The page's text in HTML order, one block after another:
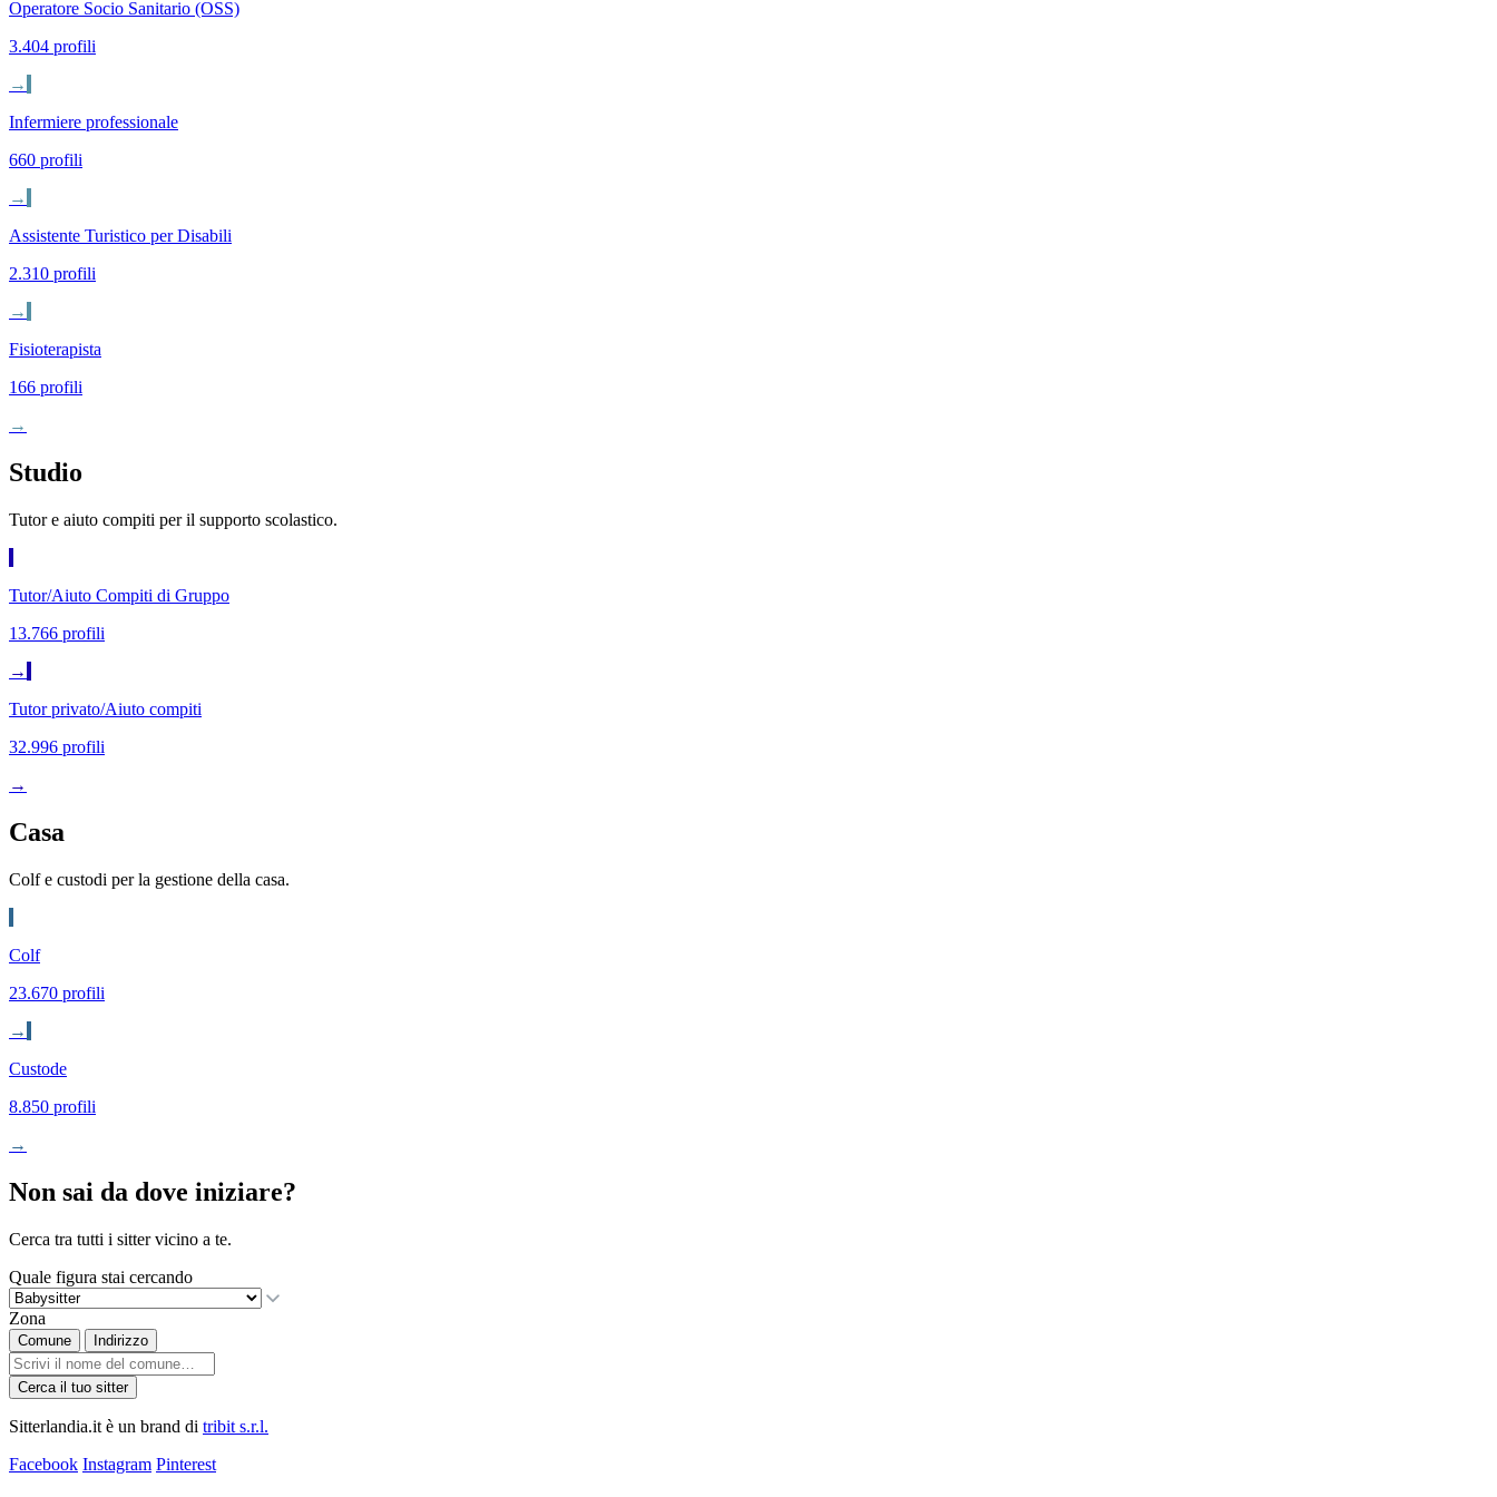
Operatore Socio Sanitario (OSS)
3.404 profili
→
Infermiere professionale
660 profili
→
Assistente Turistico per Disabili
2.310 profili
→
Fisioterapista
166 profili
→
Studio
Tutor e aiuto compiti per il supporto scolastico.
Tutor/Aiuto Compiti di Gruppo
13.766 profili
→
Tutor privato/Aiuto compiti
32.996 profili
→
Casa
Colf e custodi per la gestione della casa.
Colf
23.670 profili
→
Custode
8.850 profili
→
Non sai da dove iniziare?
Cerca tra tutti i sitter vicino a te.
Quale figura stai cercando
Zona
Comune Indirizzo
Cerca il tuo sitter
Sitterlandia.it è un brand di tribit s.r.l.
Facebook Instagram Pinterest